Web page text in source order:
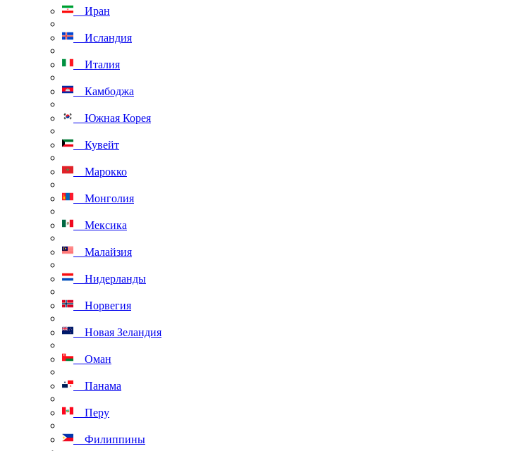
Иран
Исландия
Италия
Камбоджа
Южная Корея
Кувейт
Марокко
Монголия
Мексика
Малайзия
Нидерланды
Норвегия
Новая Зеландия
Оман
Панама
Перу
Филиппины